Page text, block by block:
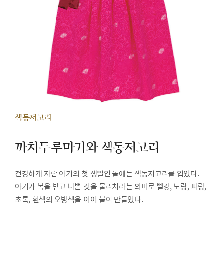
색동저고리
까치두루마기와 색동저고리
건강하게 자란 아기의 첫 생일인 돌에는 색동저고리를 입었다.
아기가 복을 받고 나쁜 것을 물리치라는 의미로 빨강, 노랑, 파랑,
초록, 흰색의 오방색을 이어 붙여 만들었다.